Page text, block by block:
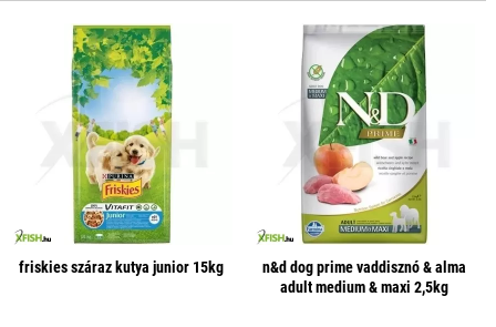
friskies száraz kutya junior 15kg
n&d dog prime vaddisznó & alma
adult medium & maxi 2,5kg